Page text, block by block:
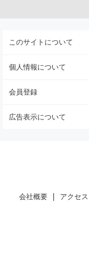
このサイトについて
個人情報について
会員登録
広告表示について
会社概要 アクセス